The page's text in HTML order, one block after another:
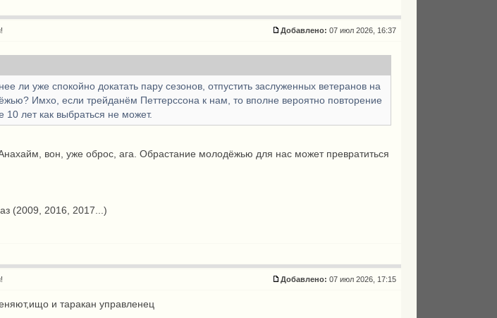
Добавлено: 07 июл 2026, 16:37
ли уже спокойно докатать пару сезонов, отпустить заслуженных ветеранов на
Имхо, если трейданём Петтерссона к нам, то вполне вероятно повторение
10 лет как выбраться не может.
вон, уже оброс, ага. Обрастание молодёжью для нас может превратиться
(2009, 2016, 2017...)
Добавлено: 07 июл 2026, 17:15
и таракан управленец